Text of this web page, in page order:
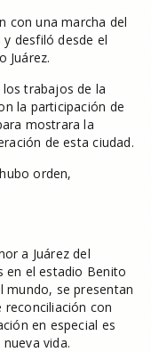
con una marcha del
desfiló desde el
Juárez.
trabajos de la
la participación de
mostrara la
de esta ciudad.
orden,
a Juárez del
en el estadio Benito
mundo, se presentan
reconciliación con
en especial es
vida.